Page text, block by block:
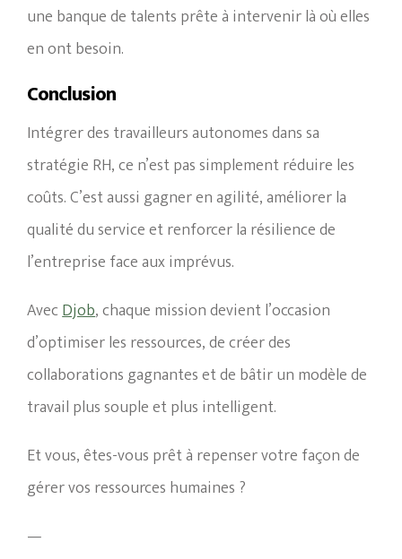
une banque de talents prête à intervenir là où elles
en ont besoin.
Conclusion
Intégrer des travailleurs autonomes dans sa
stratégie RH, ce n’est pas simplement réduire les
coûts. C’est aussi gagner en agilité, améliorer la
qualité du service et renforcer la résilience de
l’entreprise face aux imprévus.
AvecDjob, chaque mission devient l’occasion
d’optimiser les ressources, de créer des
collaborations gagnantes et de bâtir un modèle de
travail plus souple et plus intelligent.
Et vous, êtes-vous prêt à repenser votre façon de
gérer vos ressources humaines ?
—